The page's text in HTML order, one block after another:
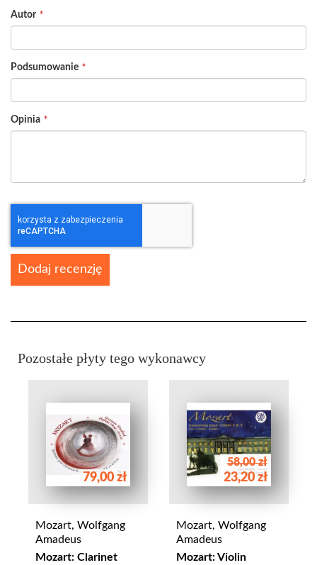
star
stars
stars
stars
stars
Autor
Podsumowanie
Opinia
Dodaj recenzję
Pozostałe płyty tego wykonawcy
79,00 zł
Mozart, Wolfgang
Amadeus
Mozart: Clarinet
58,00 zł
23,20 zł
Mozart, Wolfgang
Amadeus
Mozart: Violin